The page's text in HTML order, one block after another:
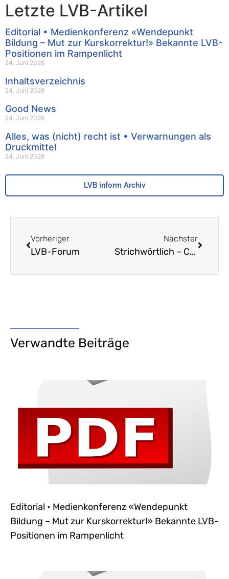
Letzte LVB-Artikel
Editorial • Medienkonferenz «Wendepunkt
Bildung – Mut zur Kurskorrektur!» Bekannte LVB-
Positionen im Rampenlicht
24. Juni 2026
Inhaltsverzeichnis
24. Juni 2026
Good News
24. Juni 2026
Alles, was (nicht) recht ist • Verwarnungen als
Druckmittel
24. Juni 2026
LVB inform Archiv
Vorheriger
LVB-Forum
Nächster
Strichwörtlich – Corona verändert die Schule
Verwandte Beiträge
Editorial • Medienkonferenz «Wendepunkt
Bildung – Mut zur Kurskorrektur!» Bekannte LVB-
Positionen im Rampenlicht